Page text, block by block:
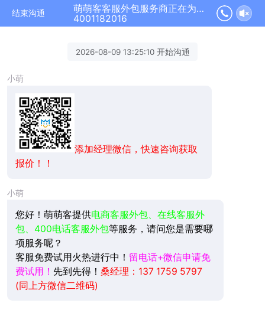
结束沟通
萌萌客客服外包服务商正在为您服务
4001182016
2026-08-09 13:25:10 开始沟通
小萌
添加经理微信，快速咨询获取
报价！！
小萌
您好！萌萌客提供电商客服外包、在线客服外
包、400电话客服外包等服务，请问您是需要哪
项服务呢？
客服免费试用火热进行中！ 留电话+微信申请免
费试用！ 先到先得！ 桑经理：137 1759 5797
(同上方微信二维码)